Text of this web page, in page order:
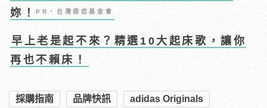
妳！PR・台灣癌症基金會
早上老是起不來？精選10大起床歌，讓你
再也不賴床！
採購指南 品牌快訊 adidas Originals